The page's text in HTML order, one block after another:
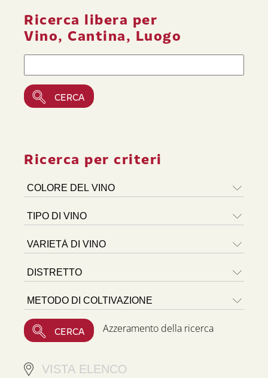
Ricerca libera per
Vino, Cantina, Luogo
Ricerca per criteri
Azzeramento della ricerca